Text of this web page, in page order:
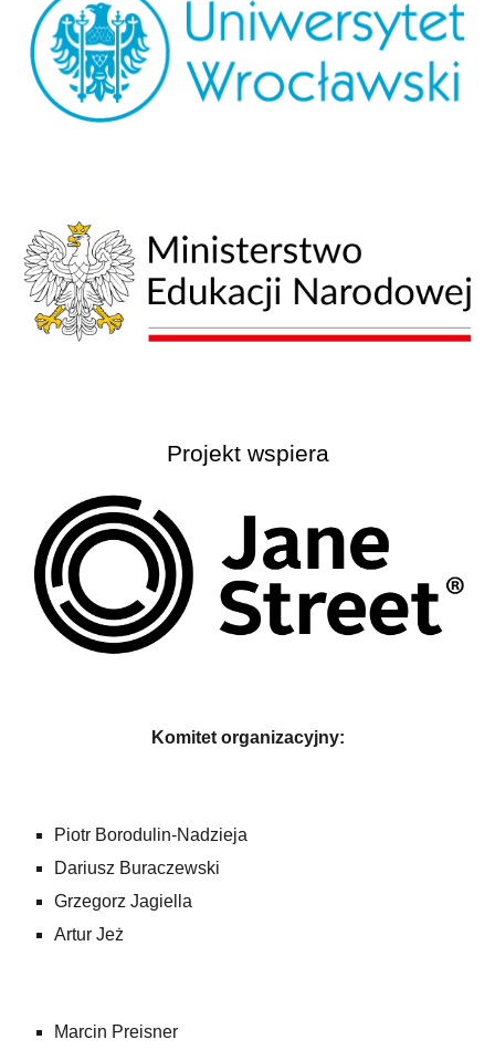
Projektwspiera
Komitet organizacyjny:
Piotr Borodulin-Nadzieja
Dariusz Buraczewski
Grzegorz Jagiella
Artur Jeż
Marcin Preisner